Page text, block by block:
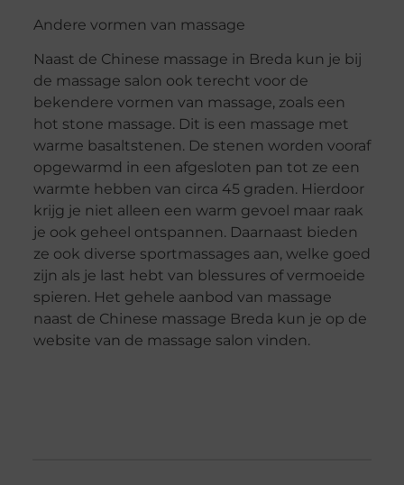
Andere vormen van massage
Naast de Chinese massage in Breda kun je bij
de massage salon ook terecht voor de
bekendere vormen van massage, zoals een
hot stone massage. Dit is een massage met
warme basaltstenen. De stenen worden vooraf
opgewarmd in een afgesloten pan tot ze een
warmte hebben van circa 45 graden. Hierdoor
krijg je niet alleen een warm gevoel maar raak
je ook geheel ontspannen. Daarnaast bieden
ze ook diverse sportmassages aan, welke goed
zijn als je last hebt van blessures of vermoeide
spieren. Het gehele aanbod van massage
naast de Chinese massage Breda kun je op de
website van de massage salon vinden.